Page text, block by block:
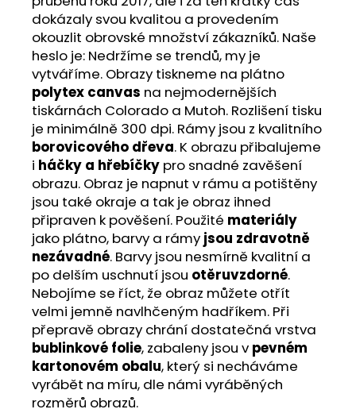
dokázaly svou kvalitou a provedením
okouzlit obrovské množství zákazníků. Naše
heslo je: Nedržíme se trendů, my je
vytváříme. Obrazy tiskneme na plátno
polytex canvas na nejmodernějších
tiskárnách Colorado a Mutoh. Rozlišení tisku
je minimálně 300 dpi. Rámy jsou z kvalitního
borovicového dřeva. K obrazu přibalujeme
i háčky a hřebíčky pro snadné zavěšení
obrazu. Obraz je napnut v rámu a potištěny
jsou také okraje a tak je obraz ihned
připraven k pověšení. Použité materiály
jako plátno, barvy a rámy jsou zdravotně
nezávadné. Barvy jsou nesmírně kvalitní a
po delším uschnutí jsou otěruvzdorné.
Nebojíme se říct, že obraz můžete otřít
velmi jemně navlhčeným hadříkem. Při
přepravě obrazy chrání dostatečná vrstva
bublinkové folie, zabaleny jsou v pevném
kartonovém obalu, který si necháváme
vyrábět na míru, dle námi vyráběných
rozměrů obrazů.